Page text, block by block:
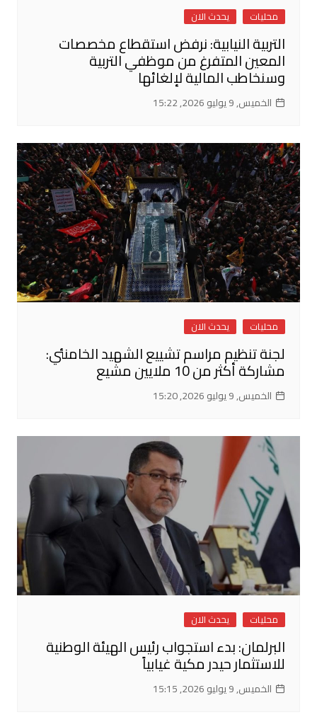
محليات يحدث الان
التربية النيابية: نرفض استقطاع مخصصات
المعين المتفرغ من موظفي التربية
وسنخاطب المالية لإلغائها
الخميس, 9 يوليو 2026, 15:22
محليات يحدث الان
لجنة تنظيم مراسم تشييع الشهيد الخامنئي:
مشاركة أكثر من 10 ملايين مشيع
الخميس, 9 يوليو 2026, 15:20
محليات يحدث الان
البرلمان: بدء استجواب رئيس الهيئة الوطنية
للاستثمار حيدر مكية غيابياً
الخميس, 9 يوليو 2026, 15:15